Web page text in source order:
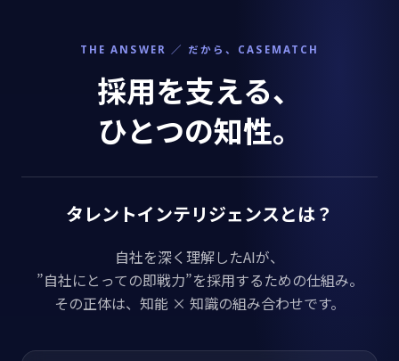
THE ANSWER ／ だから、CASEMATCH
採用を支える、
ひとつの知性。
タレントインテリジェンスとは？
自社を深く理解したAIが、
”自社にとっての即戦力”を採用するための仕組み。
その正体は、知能 × 知識の組み合わせです。